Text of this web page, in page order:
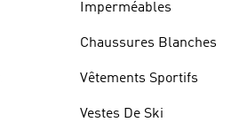
Imperméables
Chaussures Blanches
Vêtements Sportifs
Vestes De Ski